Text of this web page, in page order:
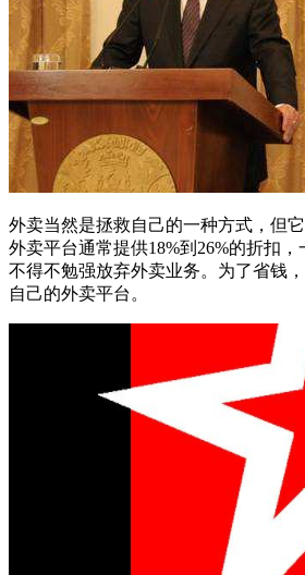
外卖当然是拯救自己的一种方式，但
外卖平台通常提供18%到26%的折扣，
不得不勉强放弃外卖业务。为了省钱
自己的外卖平台。